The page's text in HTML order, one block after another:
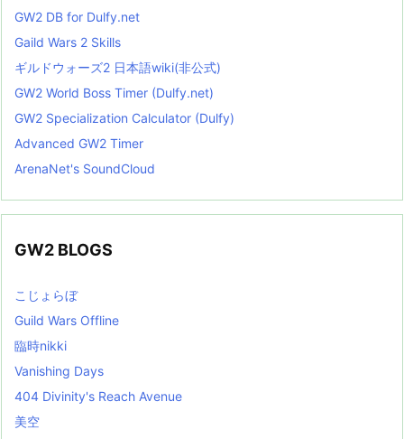
GW2 DB for Dulfy.net
Gaild Wars 2 Skills
ギルドウォーズ2 日本語wiki(非公式)
GW2 World Boss Timer (Dulfy.net)
GW2 Specialization Calculator (Dulfy)
Advanced GW2 Timer
ArenaNet's SoundCloud
GW2 BLOGS
こじょらぼ
Guild Wars Offline
臨時nikki
Vanishing Days
404 Divinity's Reach Avenue
美空